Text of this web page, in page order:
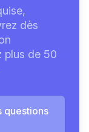
dès
plus de 50
questions